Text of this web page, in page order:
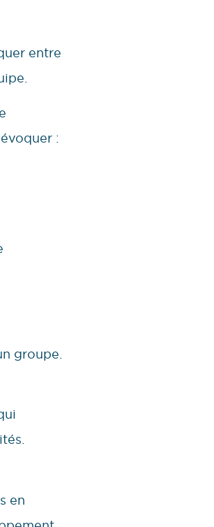
entre
:
groupe.
en